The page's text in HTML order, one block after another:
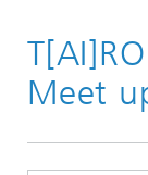
Meet